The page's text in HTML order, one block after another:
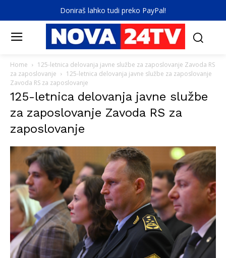
Doniraš lahko tudi preko PayPal!
Home
125-letnica delovanja javne službe za zaposlovanje Zavoda RS
za zaposlovanje
125-letnica delovanja javne službe za zaposlovanje
Zavoda RS za zaposlovanje
125-letnica delovanja javne službe
za zaposlovanje Zavoda RS za
zaposlovanje